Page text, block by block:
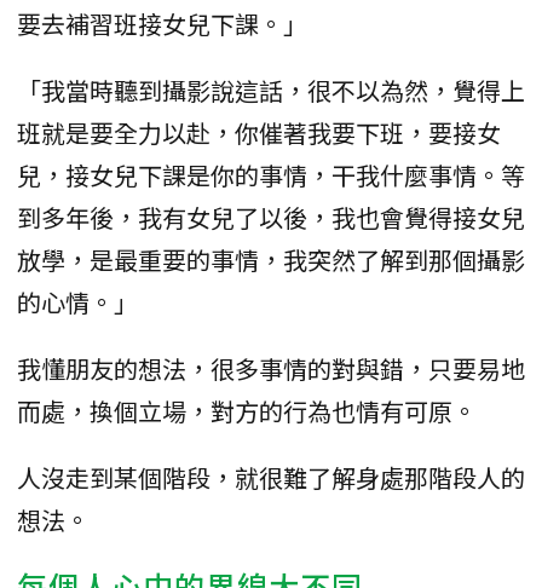
要去補習班接女兒下課。」
「我當時聽到攝影說這話，很不以為然，覺得上
班就是要全力以赴，你催著我要下班，要接女
兒，接女兒下課是你的事情，干我什麼事情。等
到多年後，我有女兒了以後，我也會覺得接女兒
放學，是最重要的事情，我突然了解到那個攝影
的心情。」
我懂朋友的想法，很多事情的對與錯，只要易地
而處，換個立場，對方的行為也情有可原。
人沒走到某個階段，就很難了解身處那階段人的
想法。